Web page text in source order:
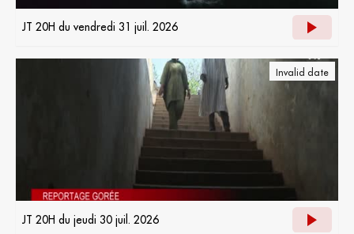
JT 20H du vendredi 31 juil. 2026
Invalid date
JT 20H du jeudi 30 juil. 2026